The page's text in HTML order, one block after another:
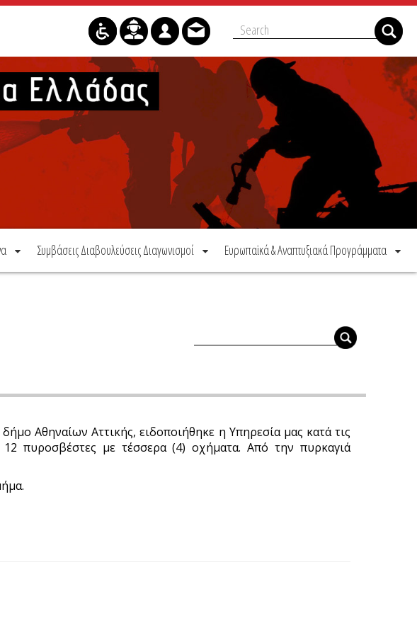
Συμβάσεις Διαβουλεύσεις Διαγωνισμοί Ευρωπαϊκά & Αναπτυξιακά Προγράμματα
Αθηναίων Αττικής, ειδοποιήθηκε η Υπηρεσία μας κατά τις
πυροσβέστες με τέσσερα (4) οχήματα. Από την πυρκαγιά